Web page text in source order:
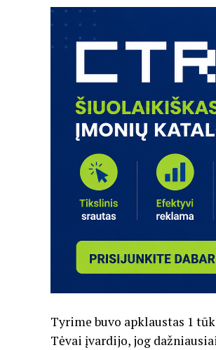
Tyrime buvo apklaustas 1
Tėvai įvardijo, jog